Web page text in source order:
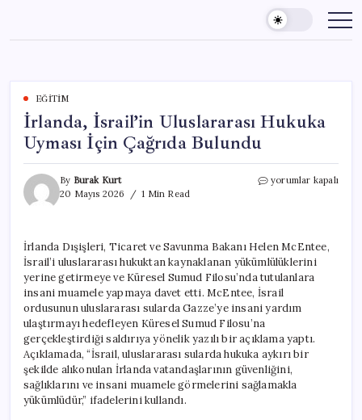
content
EĞITIM
İrlanda, İsrail’in Uluslararası Hukuka
Uyması İçin Çağrıda Bulundu
By Burak Kurt
20 Mayıs 2026
1 Min Read
İrlanda,
İçin
Çağrıda
Bulundu
için
yorumlar kapalı
İrlanda Dışişleri, Ticaret ve Savunma Bakanı Helen McEntee,
İsrail’i uluslararası hukuktan kaynaklanan yükümlülüklerini
yerine getirmeye ve Küresel Sumud Filosu’nda tutulanlara
insani muamele yapmaya davet etti. McEntee, İsrail
ordusunun uluslararası sularda Gazze’ye insani yardım
ulaştırmayı hedefleyen Küresel Sumud Filosu’na
gerçekleştirdiği saldırıya yönelik yazılı bir açıklama yaptı.
Açıklamada, “İsrail, uluslararası sularda hukuka aykırı bir
şekilde alıkonulan İrlanda vatandaşlarının güvenliğini,
sağlıklarını ve insani muamele görmelerini sağlamakla
yükümlüdür,” ifadelerini kullandı.